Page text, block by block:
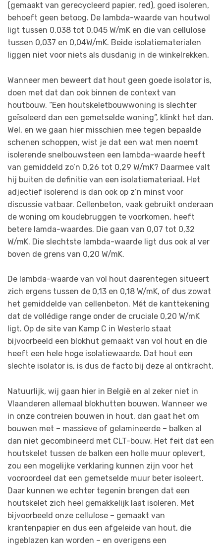
(gemaakt van gerecycleerd papier, red), goed isoleren,
behoeft geen betoog. De lambda-waarde van houtwol
ligt tussen 0,038 tot 0,045 W/mK en die van cellulose
tussen 0,037 en 0,04W/mK. Beide isolatiematerialen
liggen niet voor niets als dusdanig in de winkelrekken.
Wanneer men beweert dat hout geen goede isolator is,
doen met dat dan ook binnen de context van
houtbouw. “Een houtskeletbouwwoning is slechter
geïsoleerd dan een gemetselde woning”, klinkt het dan.
Wel, en we gaan hier misschien mee tegen bepaalde
schenen schoppen, wist je dat een wat men noemt
isolerende snelbouwsteen een lambda-waarde heeft
van gemiddeld zo’n 0,26 tot 0,29 W/mK? Daarmee valt
hij buiten de definitie van een isolatiemateriaal. Het
adjectief isolerend is dan ook op z’n minst voor
discussie vatbaar. Cellenbeton, vaak gebruikt onderaan
de woning om koudebruggen te voorkomen, heeft
betere lamda-waardes. Die gaan van 0,07 tot 0,32
W/mK. Die slechtste lambda-waarde ligt dus ook al ver
boven de grens van 0,20 W/mK.
De lambda-waarde van vol hout daarentegen situeert
zich ergens tussen de 0,13 en 0,18 W/mK, of dus zowat
het gemiddelde van cellenbeton. Mét de kanttekening
dat de vollédige range onder de cruciale 0,20 W/mK
ligt. Op de site van Kamp C in Westerlo staat
bijvoorbeeld een blokhut gemaakt van vol hout en die
heeft een hele hoge isolatiewaarde. Dat hout een
slechte isolator is, is dus de facto bij deze al ontkracht.
Natuurlijk, wij gaan hier in België en al zeker niet in
Vlaanderen allemaal blokhutten bouwen. Wanneer we
in onze contreien bouwen in hout, dan gaat het om
bouwen met – massieve of gelamineerde – balken al
dan niet gecombineerd met CLT-bouw. Het feit dat een
houtskelet tussen de balken een holle muur oplevert,
zou een mogelijke verklaring kunnen zijn voor het
vooroordeel dat een gemetselde muur beter isoleert.
Daar kunnen we echter tegenin brengen dat een
houtskelet zich heel gemakkelijk laat isoleren. Met
bijvoorbeeld onze cellulose – gemaakt van
krantenpapier en dus een afgeleide van hout, die
ingeblazen kan worden – en overigens een